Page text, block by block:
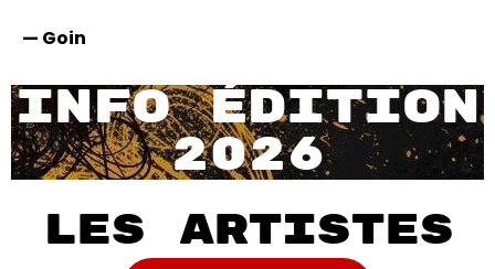
— Goin
Info édition
2026
Les artistes